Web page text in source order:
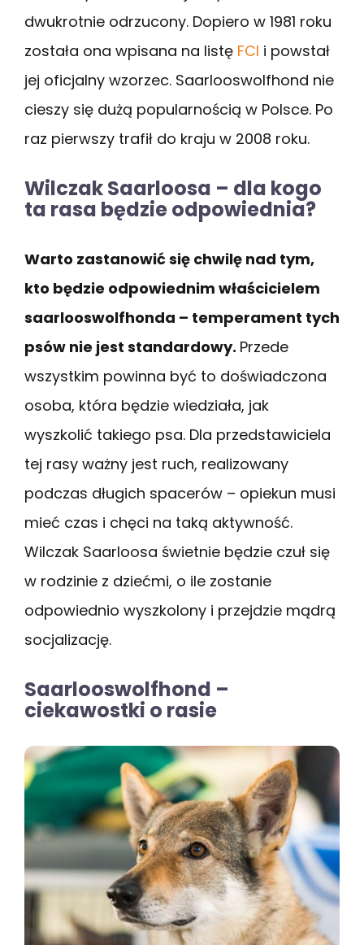
dwukrotnie odrzucony. Dopiero w 1981 roku
została ona wpisana na listę FCI i powstał
jej oficjalny wzorzec. Saarlooswolfhond nie
cieszy się dużą popularnością w Polsce. Po
raz pierwszy trafił do kraju w 2008 roku.
Wilczak Saarloosa – dla kogo
ta rasa będzie odpowiednia?
Warto zastanowić się chwilę nad tym,
kto będzie odpowiednim właścicielem
saarlooswolfhonda – temperament tych
psów nie jest standardowy. Przede
wszystkim powinna być to doświadczona
osoba, która będzie wiedziała, jak
wyszkolić takiego psa. Dla przedstawiciela
tej rasy ważny jest ruch, realizowany
podczas długich spacerów – opiekun musi
mieć czas i chęci na taką aktywność.
Wilczak Saarloosa świetnie będzie czuł się
w rodzinie z dziećmi, o ile zostanie
odpowiednio wyszkolony i przejdzie mądrą
socjalizację.
Saarlooswolfhond –
ciekawostki o rasie